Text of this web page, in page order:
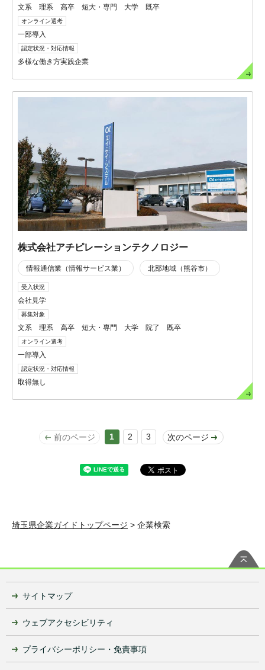
文系 理系 高卒 短大・専門 大学 既卒
オンライン選考
一部導入
認定状況・対応情報
多様な働き方実践企業
株式会社アチピレーションテクノロジー
情報通信業（情報サービス業） 北部地域（熊谷市）
受入状況
会社見学
募集対象
文系 理系 高卒 短大・専門 大学 院了 既卒
オンライン選考
一部導入
認定状況・対応情報
取得無し
前のページ 1 2 3 次のページ
埼玉県企業ガイドトップページ > 企業検索
サイトマップ
ウェブアクセシビリティ
プライバシーポリシー・免責事項